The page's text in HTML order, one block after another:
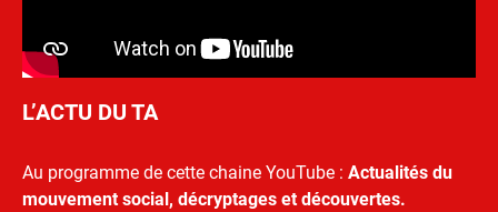
L’ACTU DU TA
Au programme de cette chaine YouTube : Actualités du
mouvement social, décryptages et découvertes.